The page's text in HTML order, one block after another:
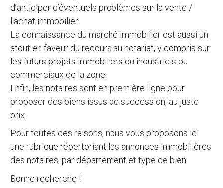
d’anticiper d’éventuels problèmes sur la vente /
l’achat immobilier.
La connaissance du marché immobilier est aussi un
atout en faveur du recours au notariat, y compris sur
les futurs projets immobiliers ou industriels ou
commerciaux de la zone.
Enfin, les notaires sont en première ligne pour
proposer des biens issus de succession, au juste
prix.
Pour toutes ces raisons, nous vous proposons ici
une rubrique répertoriant les annonces immobilières
des notaires, par département et type de bien.
Bonne recherche !